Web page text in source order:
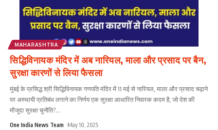
MAHARASHTRA
सिद्धिविनायक मंदिर में अब नारियल, माला और प्रसाद पर बैन,
सुरक्षा कारणों से लिया फैसला
मुंबई के प्रसिद्ध श्री सिद्धिविनायक गणपति मंदिर में 11 मई से नारियल, माला और प्रसाद चढ़ाने
पर अस्थायी प्रतिबंध लगाने का निर्णय एक सुरक्षा आधारित निवारक कदम है, जो देश की
मौजूदा सुरक्षा चुनौति?...
One India News Team May 10, 2025